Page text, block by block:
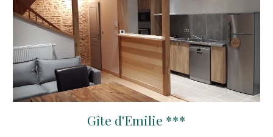
Gîte d'Emilie ***